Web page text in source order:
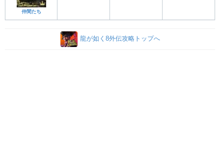
仲間たち
龍が如く8外伝攻略トップへ